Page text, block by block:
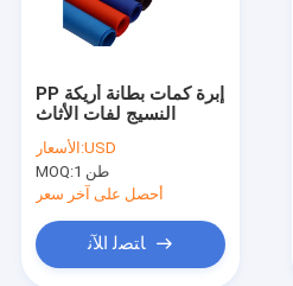
حول بنا
آلة صنع الأكياس غير المنسوجة
آلة صنع الأكياس على شكل صندوق
PP إبرة كمات بطانة أريكة
النسيج لفات الأثاث
الأسعار:USD
MOQ:
1 طن
أحصل على آخر سعر
ﺎﺘﺼﻟ ﺍﻶﻧ